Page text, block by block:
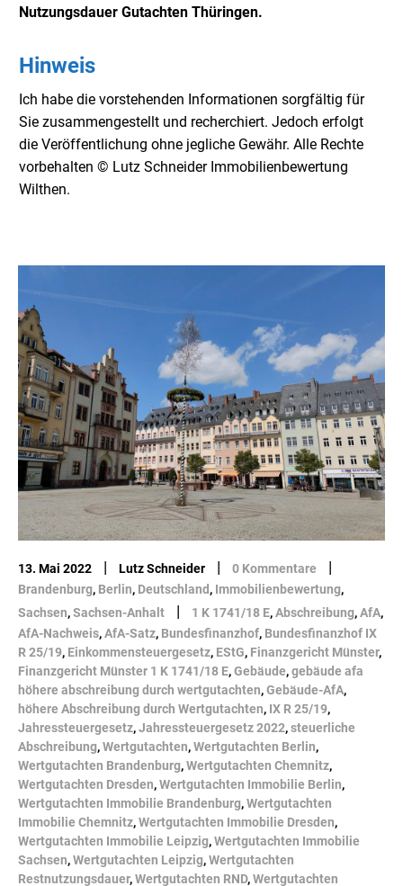
Nutzungsdauer Gutachten Thüringen.
Hinweis
Ich habe die vorstehenden Informationen sorgfältig für
Sie zusammengestellt und recherchiert. Jedoch erfolgt
die Veröffentlichung ohne jegliche Gewähr. Alle Rechte
vorbehalten © Lutz Schneider Immobilienbewertung
Wilthen.
13. Mai 2022 | Lutz Schneider | 0 Kommentare |
Brandenburg, Berlin, Deutschland , Immobilienbewertung,
Sachsen,Sachsen-Anhalt | 1 K 1741/18 E,Abschreibung,AfA,
AfA-Nachweis,AfA-Satz, Bundesfinanzhof, Bundesfinanzhof IX
R 25/19, Einkommensteuergesetz, EStG, Finanzgericht Münster,
Finanzgericht Münster 1 K 1741/18 E,Gebäude,gebäude afa
höhere abschreibung durch wertgutachten,Gebäude-AfA,
höhere Abschreibung durch Wertgutachten, IX R 25/19,
Jahressteuergesetz,Jahressteuergesetz 2022,steuerliche
Abschreibung,Wertgutachten,Wertgutachten Berlin,
Wertgutachten Brandenburg,Wertgutachten Chemnitz,
Wertgutachten Dresden,Wertgutachten Immobilie Berlin,
Wertgutachten Immobilie Brandenburg,Wertgutachten
Immobilie Chemnitz,Wertgutachten Immobilie Dresden,
Wertgutachten Immobilie Leipzig,Wertgutachten Immobilie
Sachsen,Wertgutachten Leipzig,Wertgutachten
Restnutzungsdauer,Wertgutachten RND,Wertgutachten